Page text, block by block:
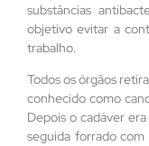
substâncias
objetivo evitar a
trabalho.
Todos os órgãos
conhecido como
Depois o cadáver
seguida forrado com